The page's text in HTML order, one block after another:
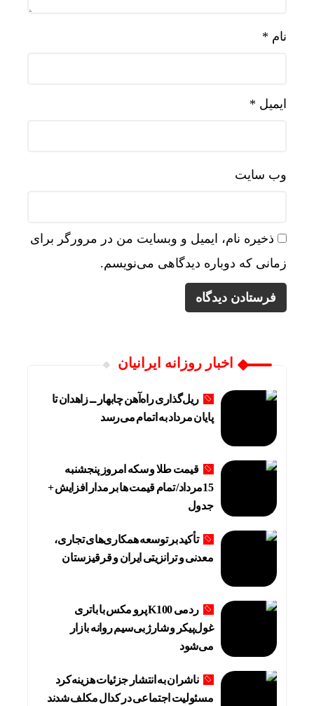
نام *
ایمیل *
وب‌ سایت
ذخیره نام، ایمیل و وبسایت من در مرورگر برای
زمانی که دوباره دیدگاهی می‌نویسم.
اخبار روزانه ایرانیان
ریل‌گذاری راه‌آهن چابهار ــ زاهدان تا
پایان مرداد به اتمام می‌رسد
قیمت طلا و سکه امروز پنجشنبه
15مرداد/ تمام قیمت ها بر مدار افزایش +
جدول
تأکید بر توسعه همکاری‌های تجاری،
معدنی و ترانزیتی ایران و قرقیزستان
ردمی K100 پرو مکس با باتری
غول‌پیکر و شارژ بی‌سیم روانه بازار
می‌شود
ناشران به انتشار جزئیات هزینه‌کرد
مسئولیت اجتماعی در کدال مکلف شدند